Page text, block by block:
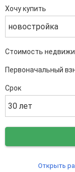
Хочу купить
новостройка
Стоимость
Первоначальный
Срок
30 лет
Открыть